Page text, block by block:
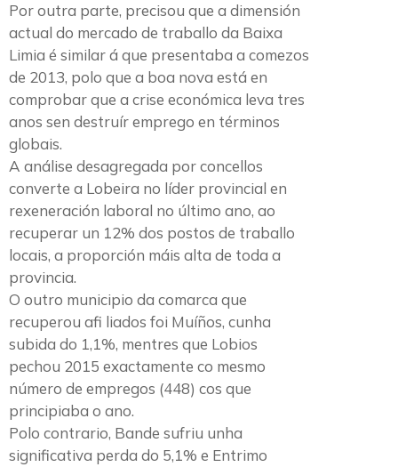
Por outra parte, precisou que a dimensión
actual do mercado de traballo da Baixa
Limia é similar á que presentaba a comezos
de 2013, polo que a boa nova está en
comprobar que a crise económica leva tres
anos sen destruír emprego en términos
globais.
A análise desagregada por concellos
converte a Lobeira no líder provincial en
rexeneración laboral no último ano, ao
recuperar un 12% dos postos de traballo
locais, a proporción máis alta de toda a
provincia.
O outro municipio da comarca que
recuperou afi liados foi Muíños, cunha
subida do 1,1%, mentres que Lobios
pechou 2015 exactamente co mesmo
número de empregos (448) cos que
principiaba o ano.
Polo contrario, Bande sufriu unha
significativa perda do 5,1% e Entrimo